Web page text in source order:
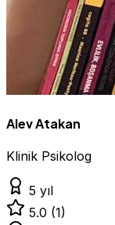
Alev Atakan
Klinik Psikolog
5 yıl
5.0 (1)